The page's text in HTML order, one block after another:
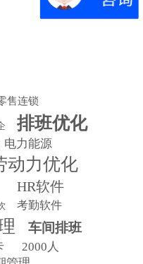
售连锁
排班优化
电力能源
动力优化
HR软件
考勤软件
车间排班
2000人